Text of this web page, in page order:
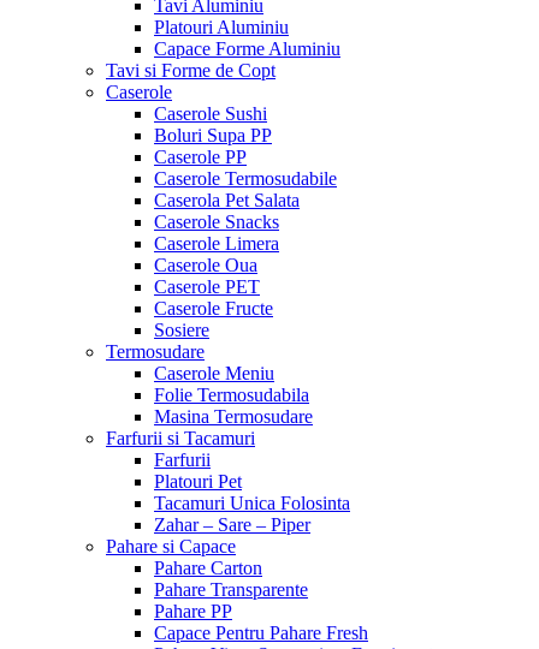
Tavi Aluminiu
Platouri Aluminiu
Capace Forme Aluminiu
Tavi si Forme de Copt
Caserole
Caserole Sushi
Boluri Supa PP
Caserole PP
Caserole Termosudabile
Caserola Pet Salata
Caserole Snacks
Caserole Limera
Caserole Oua
Caserole PET
Caserole Fructe
Sosiere
Termosudare
Caserole Meniu
Folie Termosudabila
Masina Termosudare
Farfurii si Tacamuri
Farfurii
Platouri Pet
Tacamuri Unica Folosinta
Zahar – Sare – Piper
Pahare si Capace
Pahare Carton
Pahare Transparente
Pahare PP
Capace Pentru Pahare Fresh